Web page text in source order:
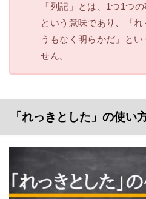
「列記」とは、1つ1つ
という意味であり、「
うもなく明らかだ」と
せん。
「れっきとした」の使い